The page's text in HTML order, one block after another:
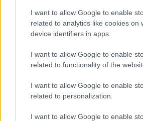
I want to allow Google to enable
related to analytics like cookies on
device identifiers in apps.
I want to allow Google to enable
related to functionality of the
I want to allow Google to enable
related to personalization.
I want to allow Google to enable
Michelle Hunziker in
vivo: un amico vip svela
Calangianus, dopo le
accoglienza minori chiude
Olbia, divieto di sosta
esplode la protesta